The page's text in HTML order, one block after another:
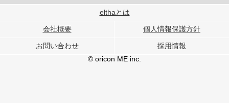
このサイトでは Cookie を使用して、ユーザーに合わせたコンテンツや広告の
行っています。
メディアや広告配信、データ解析の各パートナーに提供しています。
各パートナーは、この情報とユーザーが各パートナーに提供した他の情報や、
ユーザーが各パートナーのサービスを使用したときに収集した他の情報を組み
elthaとは
会社概要 個人情報保護方針
お問い合わせ
採用情報
© oricon ME inc.